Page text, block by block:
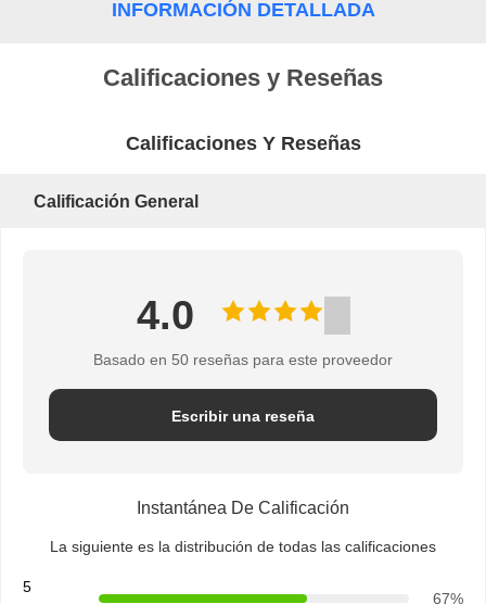
INFORMACIÓN DETALLADA
Calificaciones y Reseñas
Calificaciones Y Reseñas
Calificación General
4.0
Basado en 50 reseñas para este proveedor
Escribir una reseña
Instantánea De Calificación
La siguiente es la distribución de todas las calificaciones
5
67%